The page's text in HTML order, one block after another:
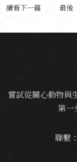
續看下一篇 最後
嘗試從關心動物與
第一
聯繫